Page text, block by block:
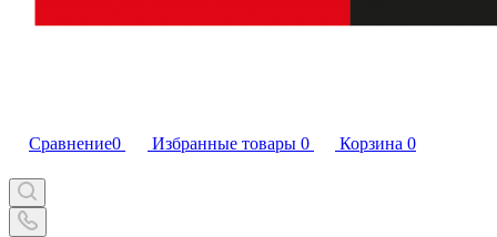
Сравнение0 Избранные товары 0 Корзина 0